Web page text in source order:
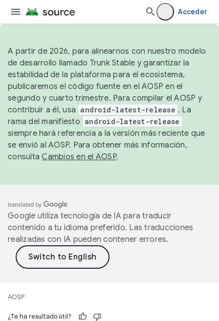
Acceder
A partir de 2026, para alinearnos con nuestro modelo
de desarrollo llamado Trunk Stable y garantizar la
estabilidad de la plataforma para el ecosistema,
publicaremos el código fuente en el AOSP en el
segundo y cuarto trimestre. Para compilar el AOSP y
contribuir a él, usa android-latest-release . La
rama del manifiesto android-latest-release
siempre hará referencia a la versión más reciente que
se envió al AOSP. Para obtener más información,
consultaCambios en el AOSP.
Google utiliza tecnología de IA para traducir
contenido a tu idioma preferido. Las traducciones
realizadas con IA pueden contener errores.
AOSP
¿Te ha resultado útil?